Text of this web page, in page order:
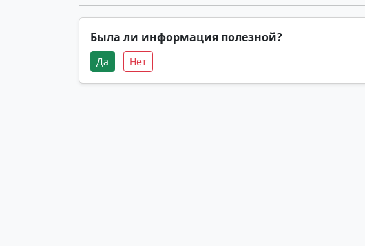
Была ли информация полезной?
Да Нет